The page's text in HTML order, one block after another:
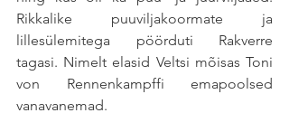
Rikkalike puuviljakoormate ja
lillesülemitega pöörduti Rakverre
tagasi. Nimelt elasid Veltsi mõisas Toni
von Rennenkampffi emapoolsed
vanavanemad.